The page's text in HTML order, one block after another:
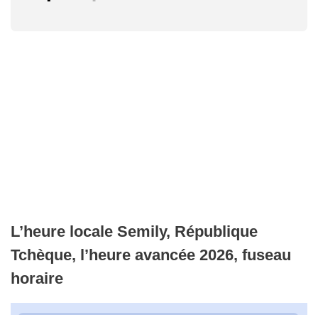
L’heure locale Semily, République
Tchèque, l’heure avancée 2026, fuseau
horaire